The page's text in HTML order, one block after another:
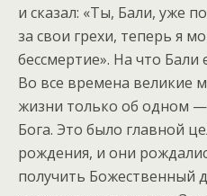
и сказал: «Ты, Бали, уже
за свои грехи, теперь я
бессмертие». На что
Во все времена великие
жизни только об одном
Бога. Это было главной
рождения, и они
получить Божественный